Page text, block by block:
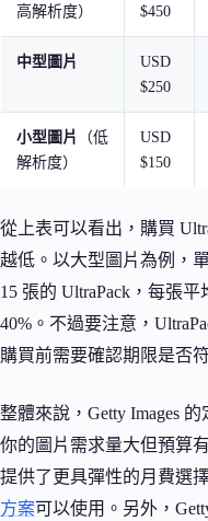
高解析度）
$450
中型圖片
USD
$250
小型圖片
（低
解析度）
USD
$150
從上表可以看出，購買
越低。以大型圖片為例，
15 張的 UltraPack，每張
40%。不過要注意，
購買前需要確認期限是否
整體來說，Getty Images
你的圖片需求量大但預算
提供了更具彈性的月費選擇
方案可以使用。另外，